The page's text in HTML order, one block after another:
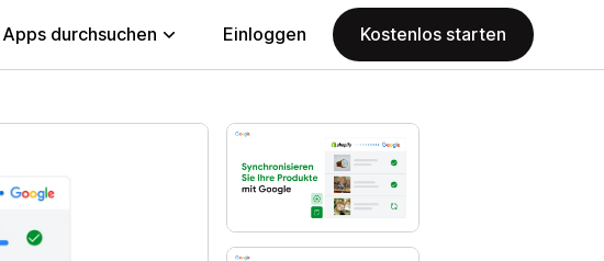
Apps durchsuchen Einloggen Kostenlos starten